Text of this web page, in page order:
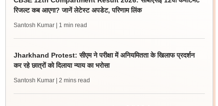
रिजल्ट कब आएगा? जानें लेटेस्ट अपडेट, परिणाम लिंक
Santosh Kumar | 1 min read
Jharkhand Protest: सीएम ने परीक्षा में अनियमितता के खिलाफ प्रदर्शन
कर रहे छात्रों को दिलाया न्याय का भरोसा
Santosh Kumar | 2 mins read